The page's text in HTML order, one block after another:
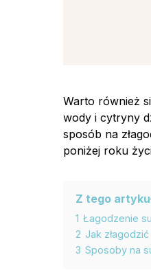
Warto również
wody i cytryny
sposób na
poniżej roku
Z tego
1 Łagodzenie
2 Jak
3 Sposoby na